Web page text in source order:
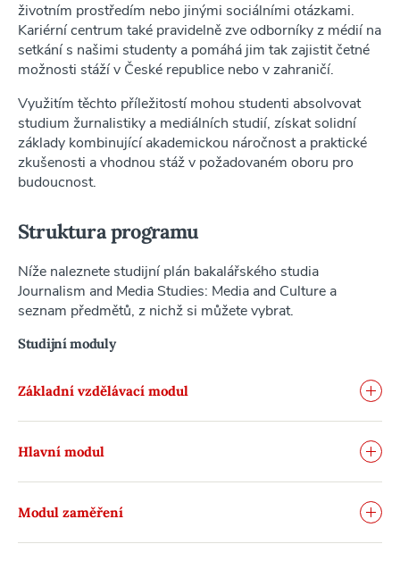
životním prostředím nebo jinými sociálními otázkami.
Kariérní centrum také pravidelně zve odborníky z médií na
setkání s našimi studenty a pomáhá jim tak zajistit četné
možnosti stáží v České republice nebo v zahraničí.
Využitím těchto příležitostí mohou studenti absolvovat
studium žurnalistiky a mediálních studií, získat solidní
základy kombinující akademickou náročnost a praktické
zkušenosti a vhodnou stáž v požadovaném oboru pro
budoucnost.
Struktura programu
Níže naleznete studijní plán bakalářského studia
Journalism and Media Studies: Media and Culture a
seznam předmětů, z nichž si můžete vybrat.
Studijní moduly
Základní vzdělávací modul
Hlavní modul
Modul zaměření